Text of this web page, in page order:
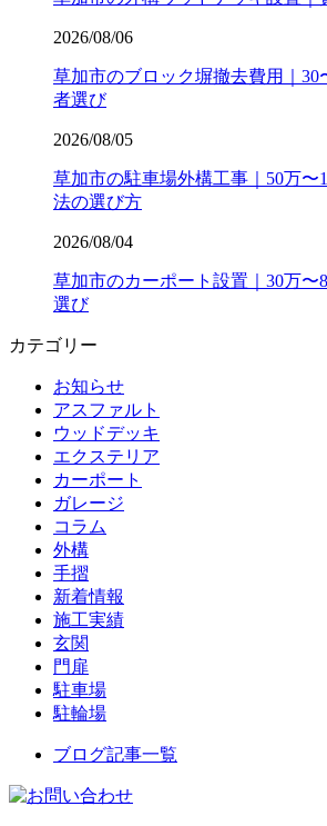
2026/08/06
草加市のブロック塀撤去費用｜30
者選び
2026/08/05
草加市の駐車場外構工事｜50万〜
法の選び方
2026/08/04
草加市のカーポート設置｜30万〜
選び
カテゴリー
お知らせ
アスファルト
ウッドデッキ
エクステリア
カーポート
ガレージ
コラム
外構
手摺
新着情報
施工実績
玄関
門扉
駐車場
駐輪場
ブログ記事一覧